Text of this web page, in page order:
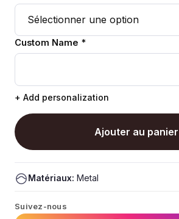
Custom Name *
+ Add personalization
Ajouter au panier
Matériaux: Metal
Suivez-nous